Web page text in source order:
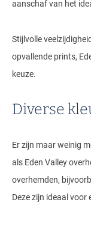
aanschaf van het
Stijlvolle
opvallende prints,
keuze.
Diverse
Er zijn maar weinig
als Eden Valley
overhemden,
Deze zijn ideaal